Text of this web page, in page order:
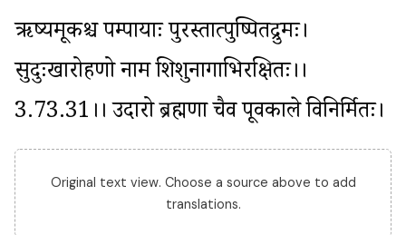
ऋष्यमूकश्च पम्पायाः पुरस्तात्पुष्पितद्रुमः।
सुदुःखारोहणो नाम शिशुनागाभिरक्षितः।।
3.73.31।। उदारो ब्रह्मणा चैव पूर्वकाले विनिर्मितः।
Original text view. Choose a source above to add
translations.